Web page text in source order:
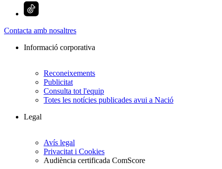
Contacta amb nosaltres
Informació corporativa
Reconeixements
Publicitat
Consulta tot l'equip
Totes les notícies publicades avui a Nació
Legal
Avís legal
Privacitat i Cookies
Audiència certificada ComScore